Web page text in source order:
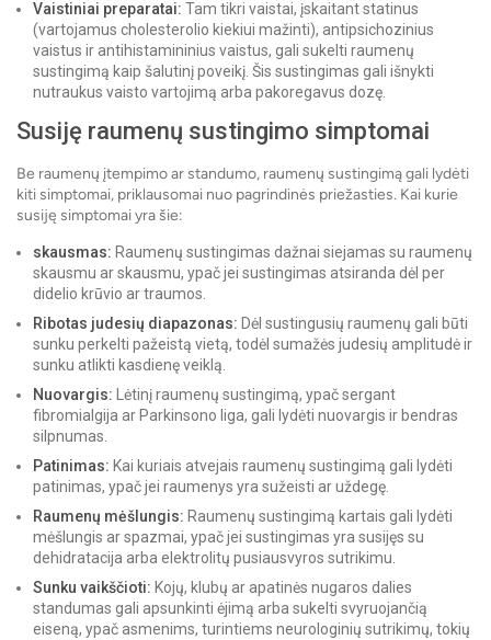
Vaistiniai preparatai: Tam tikri vaistai, įskaitant statinus
(vartojamus cholesterolio kiekiui mažinti), antipsichozinius
vaistus ir antihistamininius vaistus, gali sukelti raumenų
sustingimą kaip šalutinį poveikį. Šis sustingimas gali išnykti
nutraukus vaisto vartojimą arba pakoregavus dozę.
Susiję raumenų sustingimo simptomai
Be raumenų įtempimo ar standumo, raumenų sustingimą gali lydėti
kiti simptomai, priklausomai nuo pagrindinės priežasties. Kai kurie
susiję simptomai yra šie:
skausmas: Raumenų sustingimas dažnai siejamas su raumenų
skausmu ar skausmu, ypač jei sustingimas atsiranda dėl per
didelio krūvio ar traumos.
Ribotas judesių diapazonas: Dėl sustingusių raumenų gali būti
sunku perkelti pažeistą vietą, todėl sumažės judesių amplitudė ir
sunku atlikti kasdienę veiklą.
Nuovargis: Lėtinį raumenų sustingimą, ypač sergant
fibromialgija ar Parkinsono liga, gali lydėti nuovargis ir bendras
silpnumas.
Patinimas: Kai kuriais atvejais raumenų sustingimą gali lydėti
patinimas, ypač jei raumenys yra sužeisti ar uždegę.
Raumenų mėšlungis: Raumenų sustingimą kartais gali lydėti
mėšlungis ar spazmai, ypač jei sustingimas yra susijęs su
dehidratacija arba elektrolitų pusiausvyros sutrikimu.
Sunku vaikščioti: Kojų, klubų ar apatinės nugaros dalies
standumas gali apsunkinti ėjimą arba sukelti svyruojančią
eiseną, ypač asmenims, turintiems neurologinių sutrikimų, tokių